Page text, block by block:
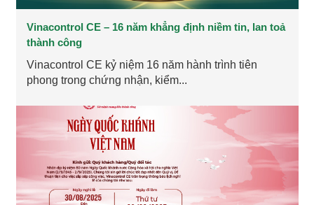
Vinacontrol CE – 16 năm khẳng định niềm tin, lan toả
thành công
Vinacontrol CE kỷ niệm 16 năm hành trình tiên
phong trong chứng nhận, kiểm...